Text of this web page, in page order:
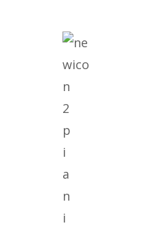
2
p
i
a
n
i